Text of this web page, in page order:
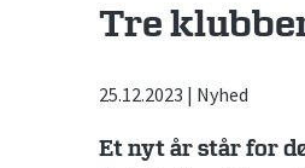
Tre
25.12.2023 | Nyhed
Et nyt år står for